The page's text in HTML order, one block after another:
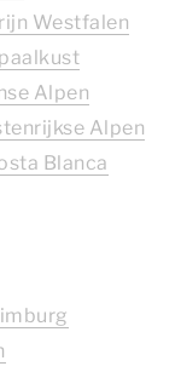
Westfalen
Alpen
Alpen
Blanca